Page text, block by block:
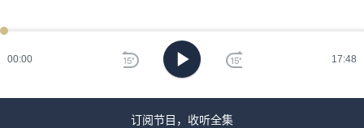
00:00 17:48
订阅节目，收听全集